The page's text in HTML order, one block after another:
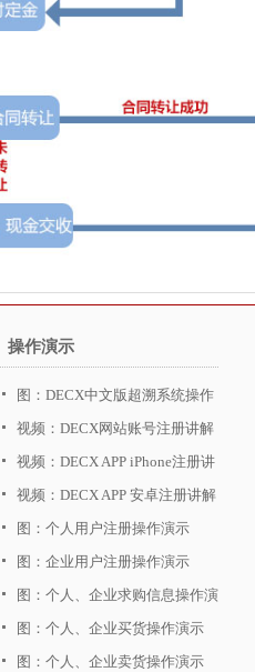
操作演示
图：DECX中文版超溯系统操作
图解
视频：DECX网站账号注册讲解
视频：DECX APP iPhone注册讲
解
视频：DECX APP 安卓注册讲解
图：个人用户注册操作演示
图：企业用户注册操作演示
图：个人、企业求购信息操作演
示
图：个人、企业买货操作演示
图：个人、企业卖货操作演示